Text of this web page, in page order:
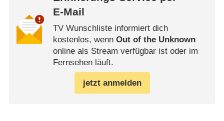
E-Mail
TV Wunschliste informiert dich
kostenlos, wenn Out of the Unknown
online als Stream verfügbar ist oder im
Fernsehen läuft.
jetzt anmelden